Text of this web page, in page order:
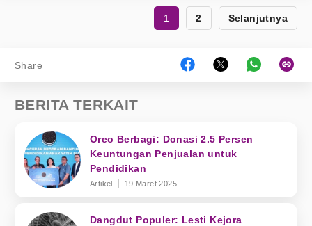
1 2 Selanjutnya
Share
BERITA TERKAIT
Oreo Berbagi: Donasi 2.5 Persen
Keuntungan Penjualan untuk
Pendidikan
Artikel 19 Maret 2025
Dangdut Populer: Lesti Kejora